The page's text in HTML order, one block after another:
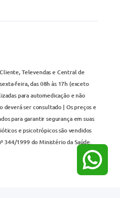
Televendas e Central de
feira, das 08h às 17h (exceto
para automedicação e não
deverá ser consultado | Os preços e
para garantir segurança em suas
e psicotrópicos são vendidos
344/1999 do Ministério da Saúde.